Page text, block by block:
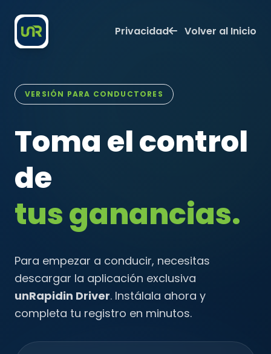
Privacidad Volver al Inicio
VERSIÓN PARA CONDUCTORES
Toma el control
de
tus ganancias.
Para empezar a conducir, necesitas
descargar la aplicación exclusiva
unRapidin Driver. Instálala ahora y
completa tu registro en minutos.